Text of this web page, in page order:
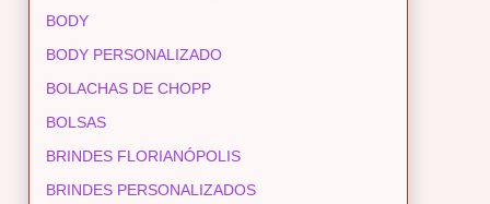
BODY
BODY PERSONALIZADO
BOLACHAS DE CHOPP
BOLSAS
BRINDES FLORIANÓPOLIS
BRINDES PERSONALIZADOS